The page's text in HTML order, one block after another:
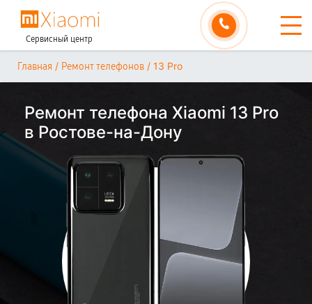
Сервисный центр
Главная / Ремонт телефонов / 13 Pro
Ремонт телефона Xiaomi 13 Pro
в Ростове-на-Дону